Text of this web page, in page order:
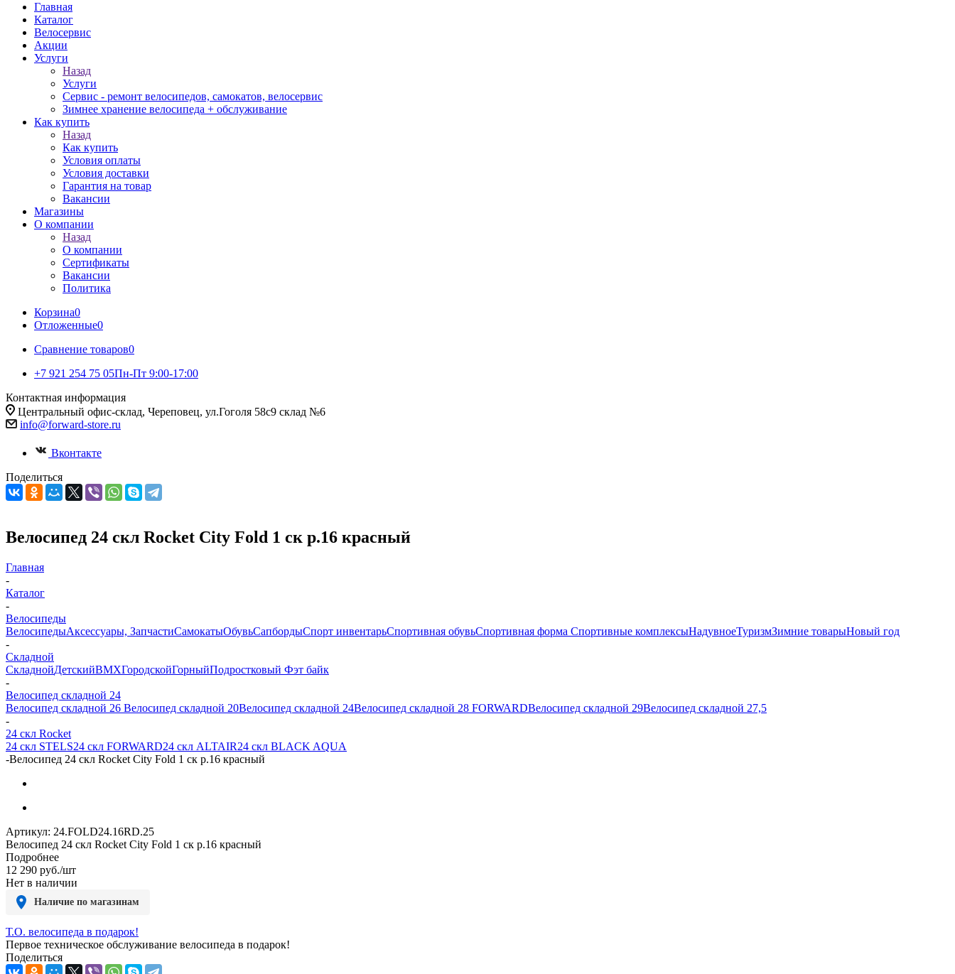
Главная
Каталог
Велосервис
Акции
Услуги
Назад
Услуги
Сервис - ремонт велосипедов, самокатов, велосервис
Зимнее хранение велосипеда + обслуживание
Как купить
Назад
Как купить
Условия оплаты
Условия доставки
Гарантия на товар
Вакансии
Магазины
О компании
Назад
О компании
Сертификаты
Вакансии
Политика
Корзина0
Отложенные0
Сравнение товаров0
+7 921 254 75 05Пн-Пт 9:00-17:00
Контактная информация
Центральный офис-склад, Череповец, ул.Гоголя 58с9 склад №6
info@forward-store.ru
Вконтакте
Поделиться
Велосипед 24 скл Rocket City Fold 1 ск р.16 красный
Главная
-
Каталог
-
Велосипеды
ВелосипедыАксессуары, ЗапчастиСамокатыОбувьСапбордыСпорт инвентарьСпортивная обувьСпортивная форма Спортивные комплексыНадувноеТуризмЗимние товарыНовый год
-
Складной
СкладнойДетскийBMXГородскойГорныйПодростковый Фэт байк
-
Велосипед складной 24
Велосипед складной 26 Велосипед складной 20Велосипед складной 24Велосипед складной 28 FORWARDВелосипед складной 29Велосипед складной 27,5
-
24 скл Rocket
24 скл STELS24 скл FORWARD24 скл ALTAIR24 скл BLACK AQUA
-Велосипед 24 скл Rocket City Fold 1 ск р.16 красный
Артикул: 24.FOLD24.16RD.25
Велосипед 24 скл Rocket City Fold 1 ск р.16 красный
Подробнее
12 290 руб./шт
Нет в наличии
Наличие по магазинам
Т.О. велосипеда в подарок!
Первое техническое обслуживание велосипеда в подарок!
Поделиться